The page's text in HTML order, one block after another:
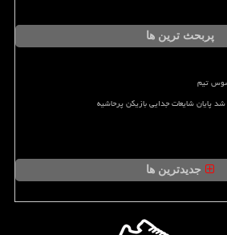
پربحث ترین ها
تیم
پایان شایعات جدایی بازیکن پرحاشیه
جدیدترین ها